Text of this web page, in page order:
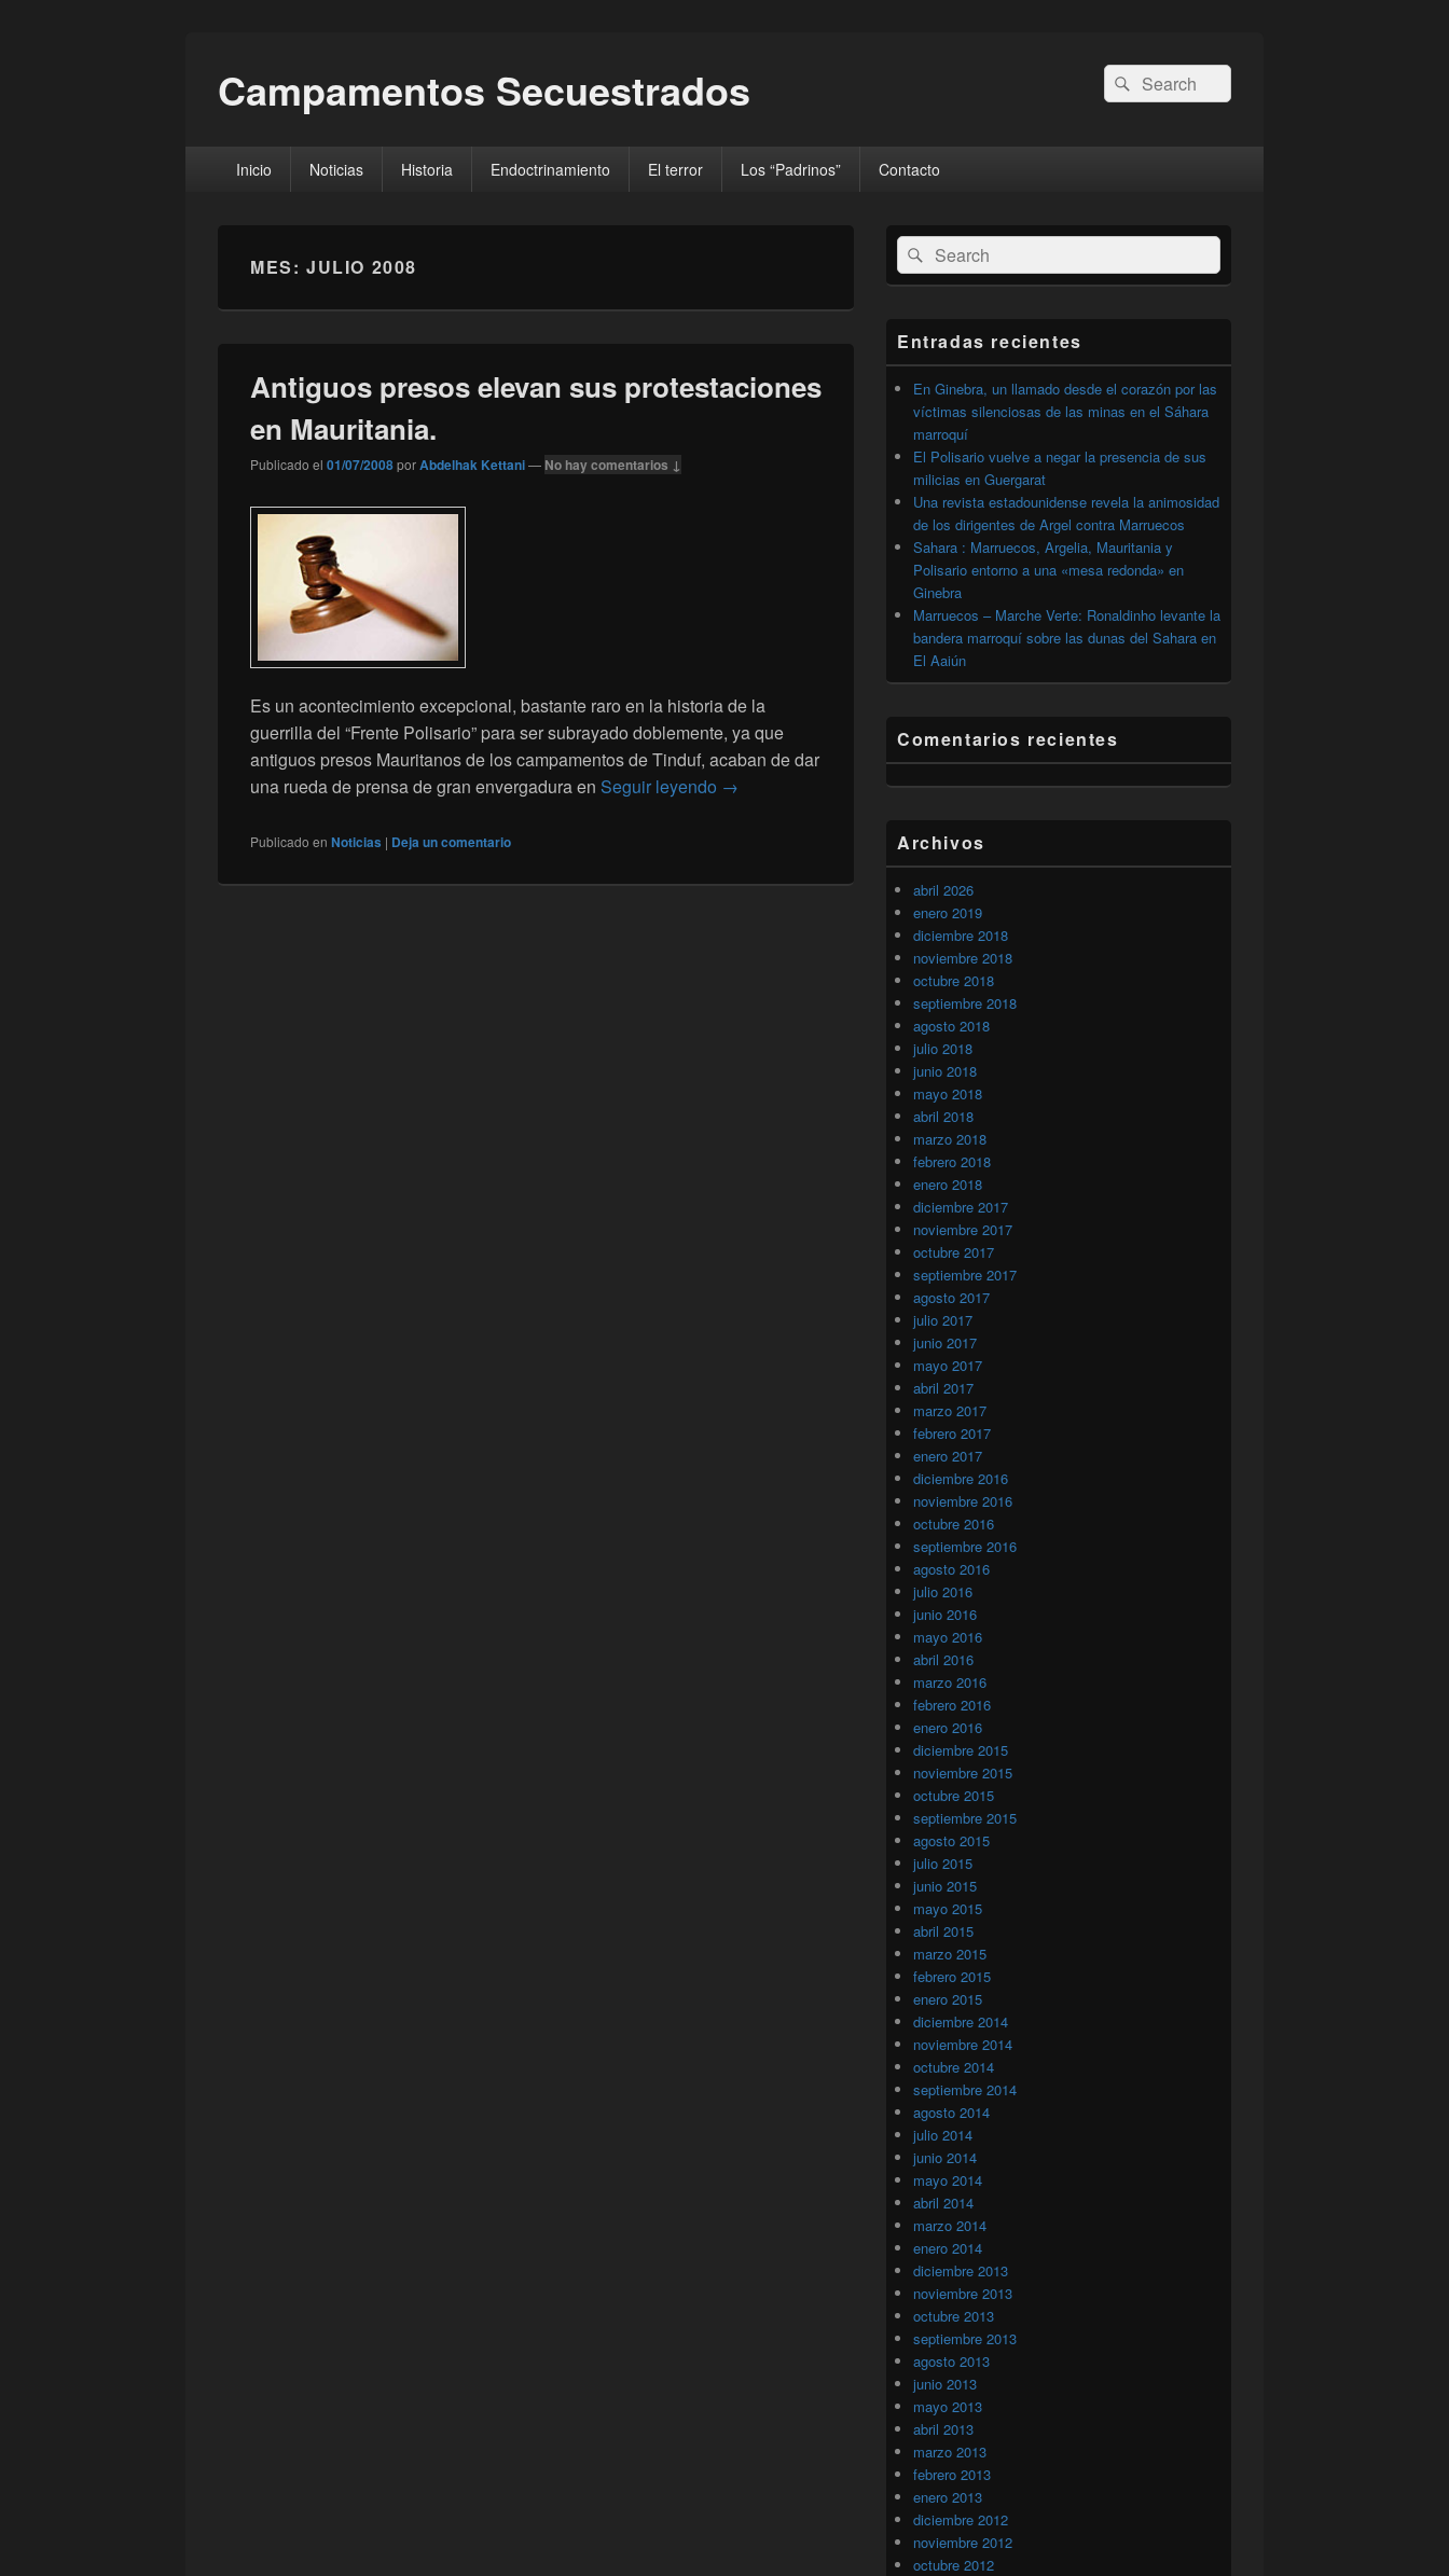
Campamentos Secuestrados
Buscar
por:
Buscar
principalInicio Noticias Historia Endoctrinamiento El terror Los “Padrinos” Contacto
MES: JULIO 2008
Antiguos presos elevan sus protestaciones
en Mauritania.
Publicado el 01/07/2008porAbdelhak Kettani— No hay comentarios ↓
Es un acontecimiento excepcional, bastante raro en la historia de la
guerrilla del “Frente Polisario” para ser subrayado doblemente, ya que
antiguos presos Mauritanos de los campamentos de Tinduf, acaban de dar
una rueda de prensa de gran envergadura en Seguir leyendo Antiguos presos elevan sus protestaciones en Mauritania.
→
Publicado en Noticias | Deja un comentario
El
área
de
widget
lateral
primaria
Buscar
por:
Buscar
Entradas recientes
En Ginebra, un llamado desde el corazón por las
víctimas silenciosas de las minas en el Sáhara
marroquí
El Polisario vuelve a negar la presencia de sus
milicias en Guergarat
Una revista estadounidense revela la animosidad
de los dirigentes de Argel contra Marruecos
Sahara : Marruecos, Argelia, Mauritania y
Polisario entorno a una «mesa redonda» en
Ginebra
Marruecos – Marche Verte: Ronaldinho levante la
bandera marroquí sobre las dunas del Sahara en
El Aaiún
Comentarios recientes
Archivos
abril 2026
enero 2019
diciembre 2018
noviembre 2018
octubre 2018
septiembre 2018
agosto 2018
julio 2018
junio 2018
mayo 2018
abril 2018
marzo 2018
febrero 2018
enero 2018
diciembre 2017
noviembre 2017
octubre 2017
septiembre 2017
agosto 2017
julio 2017
junio 2017
mayo 2017
abril 2017
marzo 2017
febrero 2017
enero 2017
diciembre 2016
noviembre 2016
octubre 2016
septiembre 2016
agosto 2016
julio 2016
junio 2016
mayo 2016
abril 2016
marzo 2016
febrero 2016
enero 2016
diciembre 2015
noviembre 2015
octubre 2015
septiembre 2015
agosto 2015
julio 2015
junio 2015
mayo 2015
abril 2015
marzo 2015
febrero 2015
enero 2015
diciembre 2014
noviembre 2014
octubre 2014
septiembre 2014
agosto 2014
julio 2014
junio 2014
mayo 2014
abril 2014
marzo 2014
enero 2014
diciembre 2013
noviembre 2013
octubre 2013
septiembre 2013
agosto 2013
junio 2013
mayo 2013
abril 2013
marzo 2013
febrero 2013
enero 2013
diciembre 2012
noviembre 2012
octubre 2012